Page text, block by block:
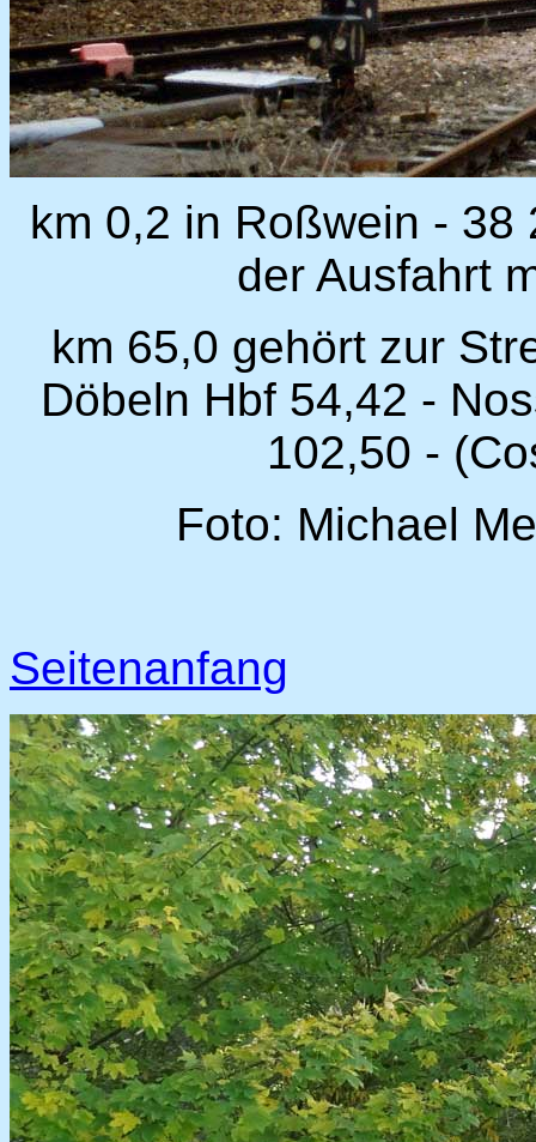
km 0,2 in Roßwein -
der Ausfahrt
km 65,0 gehört zur
Döbeln Hbf 54,42 -
102,50 -
Foto: Michael
Seitenanfang